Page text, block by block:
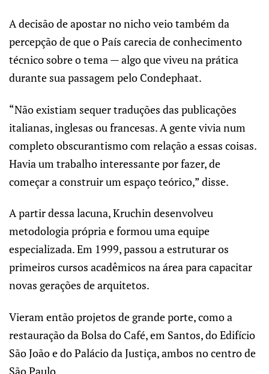
A decisão de apostar no nicho veio também da
percepção de que o País carecia de conhecimento
técnico sobre o tema — algo que viveu na prática
durante sua passagem pelo Condephaat.
“Não existiam sequer traduções das publicações
italianas, inglesas ou francesas. A gente vivia num
completo obscurantismo com relação a essas coisas.
Havia um trabalho interessante por fazer, de
começar a construir um espaço teórico,” disse.
A partir dessa lacuna, Kruchin desenvolveu
metodologia própria e formou uma equipe
especializada. Em 1999, passou a estruturar os
primeiros cursos acadêmicos na área para capacitar
novas gerações de arquitetos.
Vieram então projetos de grande porte, como a
restauração da Bolsa do Café, em Santos, do Edifício
São João e do Palácio da Justiça, ambos no centro de
São Paulo.